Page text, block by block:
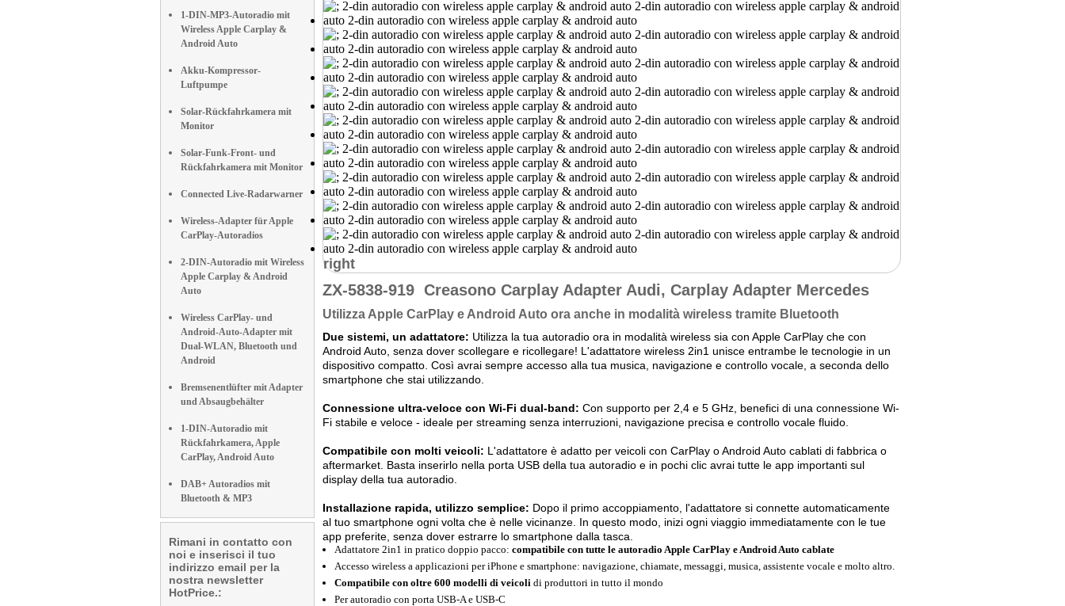
1-DIN-MP3-Autoradio mit
Wireless Apple Carplay &
Android Auto
Akku-Kompressor-
Luftpumpe
Solar-Rückfahrkamera mit
Monitor
Solar-Funk-Front- und
Rückfahrkamera mit Monitor
Connected Live-Radarwarner
Wireless-Adapter für Apple
CarPlay-Autoradios
2-DIN-Autoradio mit Wireless
Apple Carplay & Android
Auto
Wireless CarPlay- und
Android-Auto-Adapter mit
Dual-WLAN, Bluetooth und
Android
Bremsenentlüfter mit Adapter
und Absaugbehälter
1-DIN-Autoradio mit
Rückfahrkamera, Apple
CarPlay, Android Auto
DAB+ Autoradios mit
Bluetooth & MP3
Rimani in contatto con
noi e inserisci il tuo
indirizzo email per la
nostra newsletter
HotPrice.:
right
ZX-5838-919 Creasono Carplay Adapter Audi, Carplay Adapter Mercedes
Utilizza Apple CarPlay e Android Auto ora anche in modalità wireless tramite Bluetooth
Due sistemi, un adattatore: Utilizza la tua autoradio ora in modalità wireless sia con Apple CarPlay che con
Android Auto, senza dover scollegare e ricollegare! L'adattatore wireless 2in1 unisce entrambe le tecnologie in un
dispositivo compatto. Così avrai sempre accesso alla tua musica, navigazione e controllo vocale, a seconda dello
smartphone che stai utilizzando.
Connessione ultra-veloce con Wi-Fi dual-band: Con supporto per 2,4 e 5 GHz, benefici di una connessione Wi-
Fi stabile e veloce - ideale per streaming senza interruzioni, navigazione precisa e controllo vocale fluido.
Compatibile con molti veicoli: L'adattatore è adatto per veicoli con CarPlay o Android Auto cablati di fabbrica o
aftermarket. Basta inserirlo nella porta USB della tua autoradio e in pochi clic avrai tutte le app importanti sul
display della tua autoradio.
Installazione rapida, utilizzo semplice: Dopo il primo accoppiamento, l'adattatore si connette automaticamente
al tuo smartphone ogni volta che è nelle vicinanze. In questo modo, inizi ogni viaggio immediatamente con le tue
app preferite, senza dover estrarre lo smartphone dalla tasca.
Adattatore 2in1 in pratico doppio pacco: compatibile con tutte le autoradio Apple CarPlay e Android Auto cablate
Accesso wireless a applicazioni per iPhone e smartphone: navigazione, chiamate, messaggi, musica, assistente vocale e molto altro.
Compatibile con oltre 600 modelli di veicoli di produttori in tutto il mondo
Per autoradio con porta USB-A e USB-C